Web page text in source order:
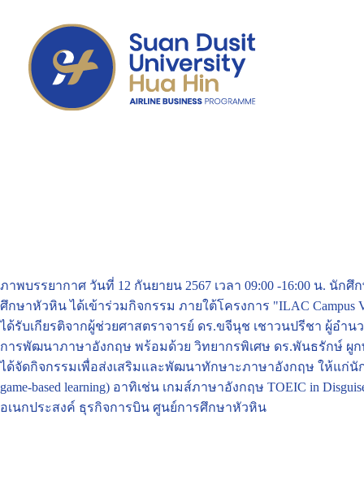
ภาพบรรยากาศ วันที่ 12 กันยายน 2567 เวลา 09:00 -16:00 น. นั
ศึกษาหัวหิน ได้เข้าร่วมกิจกรรม ภายใต้โครงการ "ILAC
ได้รับเกียรติจากผู้ช่วยศาสตราจารย์ ดร.ขจีนุช เชาวนปรีชา ผู้อำ
การพัฒนาภาษาอังกฤษ พร้อมด้วย วิทยากรพิเศษ ดร.พันธรักษ์ ผู
ได้จัดกิจกรรมเพื่อส่งเสริมและพัฒนาทักษาะภาษาอังกฤษ ให้แก่นั
game-based learning) อาทิเช่น เกมส์ภาษาอังกฤษ TOEIC in
อเนกประสงค์ ธุรกิจการบิน ศูนย์การศึกษาหัวหิน